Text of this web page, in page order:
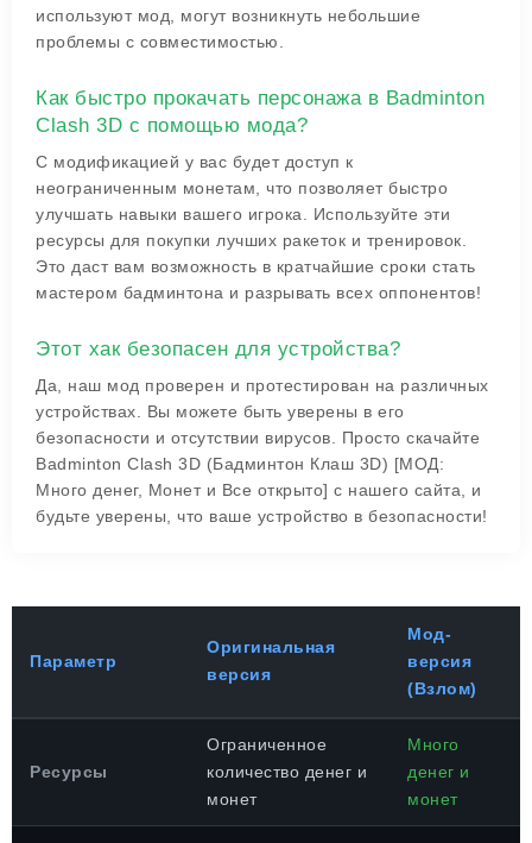
используют мод, могут возникнуть небольшие
проблемы с совместимостью.
Как быстро прокачать персонажа в Badminton
Clash 3D с помощью мода?
С модификацией у вас будет доступ к
неограниченным монетам, что позволяет быстро
улучшать навыки вашего игрока. Используйте эти
ресурсы для покупки лучших ракеток и тренировок.
Это даст вам возможность в кратчайшие сроки стать
мастером бадминтона и разрывать всех оппонентов!
Этот хак безопасен для устройства?
Да, наш мод проверен и протестирован на различных
устройствах. Вы можете быть уверены в его
безопасности и отсутствии вирусов. Просто скачайте
Badminton Clash 3D (Бадминтон Клаш 3D) [МОД:
Много денег, Монет и Все открыто] с нашего сайта, и
будьте уверены, что ваше устройство в безопасности!
Параметр
Оригинальная
версия
Мод-
версия
(Взлом)
Ресурсы
Ограниченное
количество денег и
монет
Много
денег и
монет